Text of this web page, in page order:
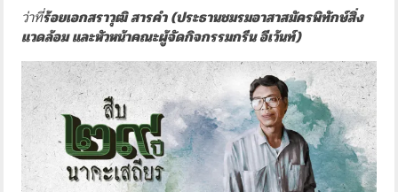
ว่าที่ร้อยเอกสราวุฒิ สารคำ (ประธานชมรมอาสาสมัครพิทักษ์สิ่ง
แวดล้อม และหัวหน้าคณะผู้จัดกิจกรรมกรีน อีเว้นท์)